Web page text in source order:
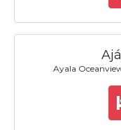
Ayala